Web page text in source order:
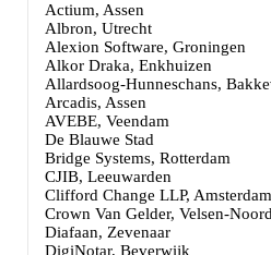
Actium, Assen
Albron, Utrecht
Alexion Software, Groningen
Alkor Draka, Enkhuizen
Allardsoog-Hunneschans,
Arcadis, Assen
AVEBE, Veendam
De Blauwe Stad
Bridge Systems, Rotterdam
CJIB, Leeuwarden
Clifford Change LLP, Amsterdam
Crown Van Gelder, Velsen-Noord
Diafaan, Zevenaar
DigiNotar, Beverwijk